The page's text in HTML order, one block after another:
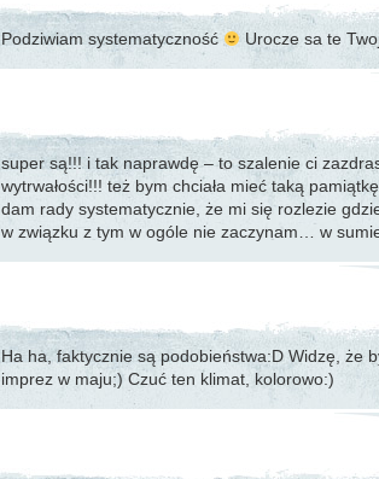
Podziwiam systematyczność Urocze sa te
super są!!! i tak naprawdę – to szalenie ci
wytrwałości!!! też bym chciała mieć taką
dam rady systematycznie, że mi się rozlezie
w związku z tym w ogóle nie zaczynam… w
Ha ha, faktycznie są podobieństwa:D Widzę, że
imprez w maju;) Czuć ten klimat, kolorowo:)